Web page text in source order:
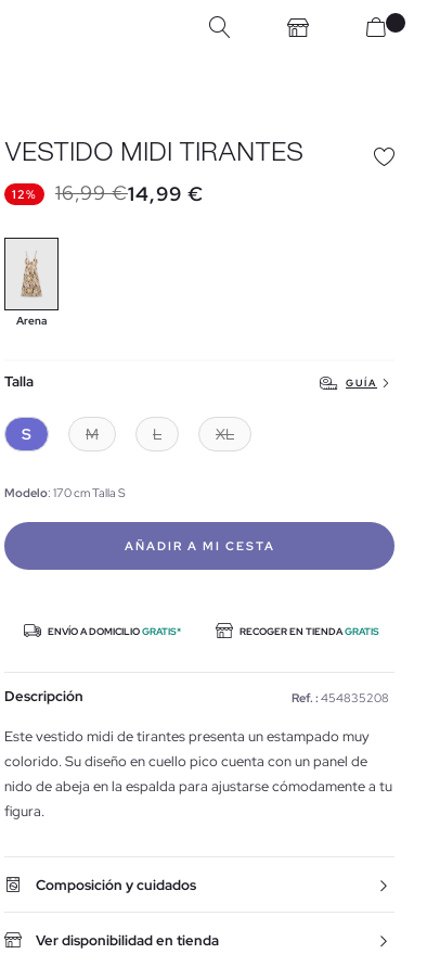
VESTIDO MIDI TIRANTES
12% 16,99 €14,99 €
Arena
Talla GUÍA
S M L XL
Modelo: 170 cm Talla S
AÑADIR A MI CESTA
ENVÍO A DOMICILIOGRATIS* RECOGER EN TIENDAGRATIS
Descripción Ref. : 454835208
Este vestido midi de tirantes presenta un estampado muy
colorido. Su diseño en cuello pico cuenta con un panel de
nido de abeja en la espalda para ajustarse cómodamente a tu
figura.
Composición y cuidados
Ver disponibilidad en tienda